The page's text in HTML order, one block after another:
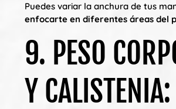
Puedes variar la anchura de tus
enfocarte en diferentes áreas del
9. PESO
Y CALISTENIA: